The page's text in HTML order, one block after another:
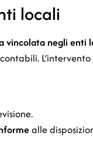
locali
vincolata negli enti
alle